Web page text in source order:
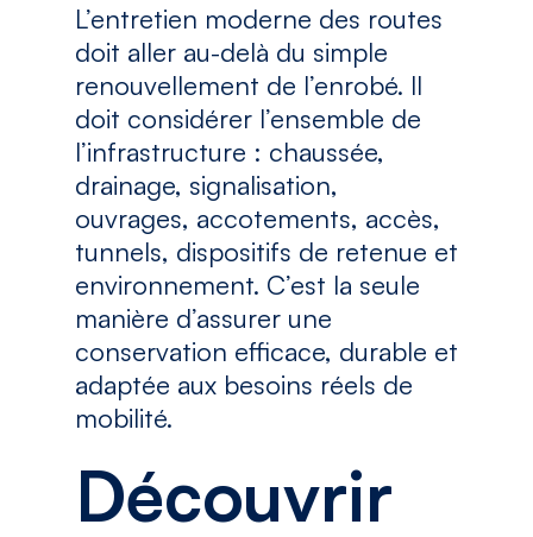
L’entretien moderne des routes
doit aller au-delà du simple
renouvellement de l’enrobé. Il
doit considérer l’ensemble de
l’infrastructure : chaussée,
drainage, signalisation,
ouvrages, accotements, accès,
tunnels, dispositifs de retenue et
environnement. C’est la seule
manière d’assurer une
conservation efficace, durable et
adaptée aux besoins réels de
mobilité.
Découvrir